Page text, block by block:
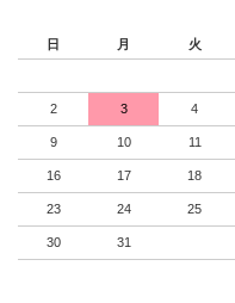
日 月 火
2 3 4
9 10 11
16 17 18
23 24 25
30 31